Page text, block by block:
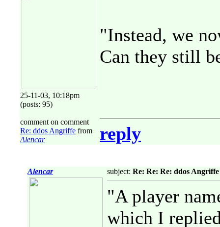
25-11-03, 10:18pm
(posts: 95)
comment on comment
Re: ddos Angriffe from
Alencar
"Instead, we
Can they still
reply
Alencar subject: Re: Re: Re: ddos Angriffe
"A player
which I